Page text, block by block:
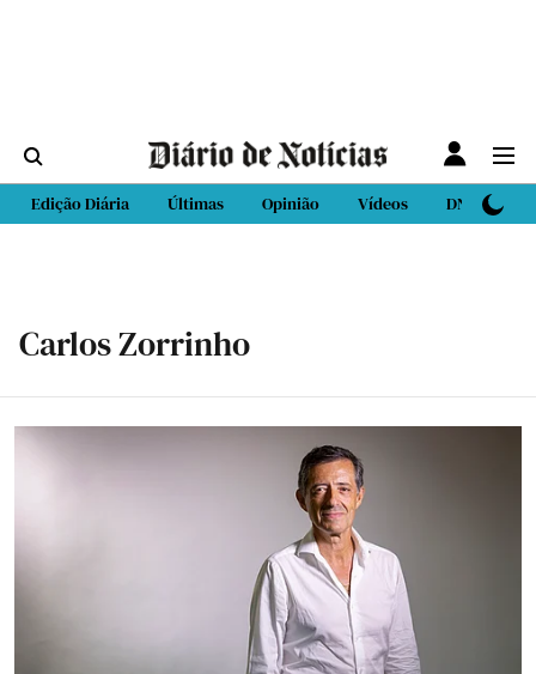
Edição Diária Últimas Opinião Vídeos DN Sport
Carlos Zorrinho